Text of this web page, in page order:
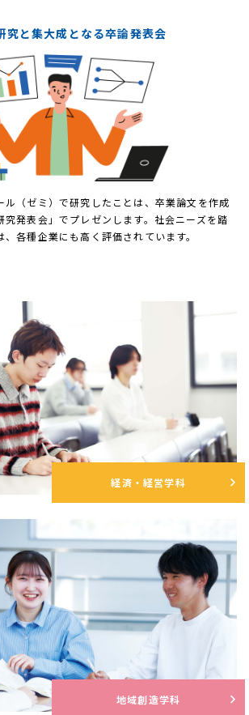
究と集大成となる卒論発表会
ル（ゼミ）で研究したことは、卒業論文を作成
究発表会」でプレゼンします。社会ニーズを踏
各種企業にも高く評価されています。
経済・経営学科
地域創造学科